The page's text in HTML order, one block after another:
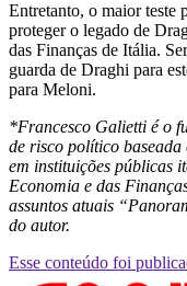
Entretanto, o maior teste
proteger o legado de
das Finanças de Itália.
guarda de Draghi para
para Meloni.
*Francesco Galietti é o
de risco político
em instituições públicas
Economia e das
assuntos atuais
do autor.
Esse conteúdo foi